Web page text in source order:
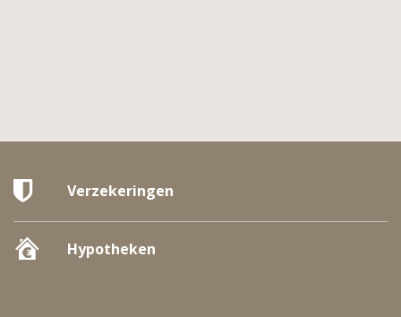
Verzekeringen
Hypotheken